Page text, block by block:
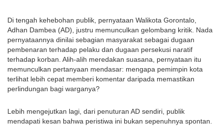
Di tengah kehebohan publik, pernyataan Walikota Gorontalo,
Adhan Dambea (AD), justru memunculkan gelombang kritik. Nada
pernyataannya dinilai sebagian masyarakat sebagai dugaan
pembenaran terhadap pelaku dan dugaan persekusi naratif
terhadap korban. Alih-alih meredakan suasana, pernyataan itu
memunculkan pertanyaan mendasar: mengapa pemimpin kota
terlihat lebih cepat memberi komentar daripada memastikan
perlindungan bagi warganya?
Lebih mengejutkan lagi, dari penuturan AD sendiri, publik
mendapati kesan bahwa peristiwa ini bukan sepenuhnya spontan.